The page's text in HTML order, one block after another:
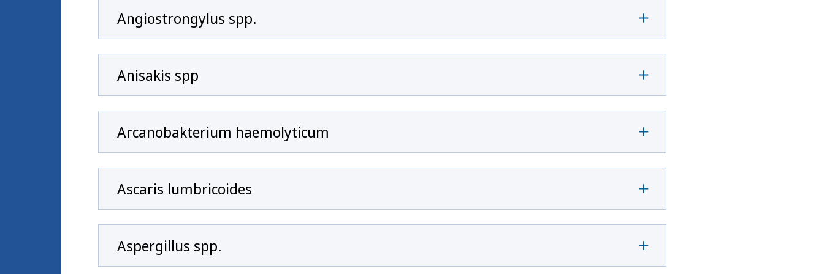
Angiostrongylus spp.
Anisakis spp
Arcanobakterium haemolyticum
Ascaris lumbricoides
Aspergillus spp.